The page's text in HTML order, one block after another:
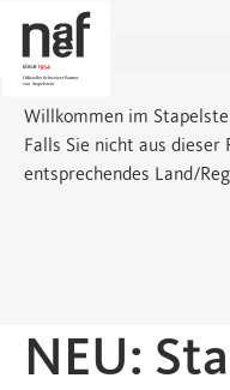
Willkommen im
Falls Sie nicht aus
entsprechendes Land/
NEU: